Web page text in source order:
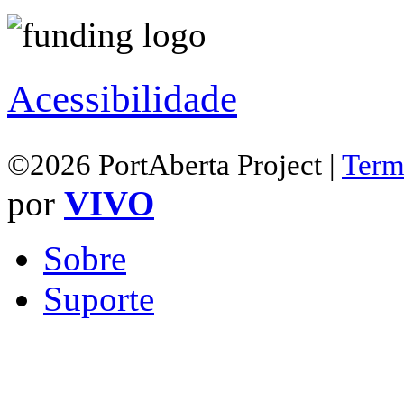
Acessibilidade
©2026 PortAberta Project |
por VIVO
Sobre
Suporte